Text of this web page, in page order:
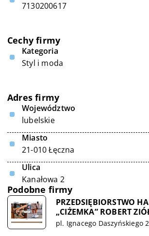
7130200617
Cechy firmy
Kategoria
Styl i moda
Adres firmy
Województwo
lubelskie
Miasto
21-010 Łęczna
Ulica
Kanałowa 2
Podobne firmy
PRZEDSIĘBIORSTWO
„CIŻEMKA” ROBERT
pl. Ignacego Daszyńskiego